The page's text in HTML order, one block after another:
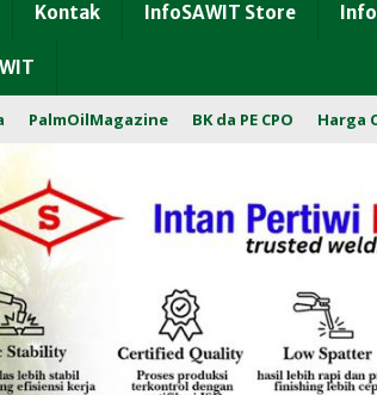
Kontak InfoSAWIT Store
PalmOilMagazine BK da PE CPO Harga